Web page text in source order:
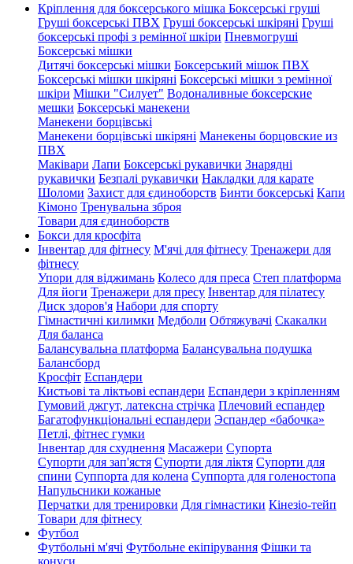
Кріплення для боксерського мішка Боксерські груші
Груші боксерські ПВХ Груші боксерські шкіряні Груші
боксерські профі з ремінної шкіри Пневмогруші
Боксерські мішки
Дитячі боксерські мішки Боксерський мішок ПВХ
Боксерські мішки шкіряні Боксерські мішки з ремінної
шкіри Мішки "Силует" Водоналивные боксерские
мешки Боксерські манекени
Манекени борцівські
Манекени борцівські шкіряні Манекены борцовские из
ПВХ
Маківари Лапи Боксерські рукавички Знарядні
рукавички Безпалі рукавички Накладки для карате
Шоломи Захист для єдиноборств Бинти боксерські Капи
Кімоно Тренувальна зброя
Товари для єдиноборств
Бокси для кросфіта
Інвентар для фітнесу М'ячі для фітнесу Тренажери для
фітнесу
Упори для віджимань Колесо для преса Степ платформа
Для йоги Тренажери для пресу Інвентар для пілатесу
Диск здоров'я Набори для спорту
Гімнастичні килимки Медболи Обтяжувачі Скакалки
Для баланса
Балансувальна платформа Балансувальна подушка
Балансборд
Кросфіт Еспандери
Кистьові та ліктьові еспандери Еспандери з кріпленням
Гумовий джгут, латексна стрічка Плечовий еспандер
Багатофункціональні еспандери Эспандер «бабочка»
Петлі, фітнес гумки
Інвентар для схуднення Масажери Супорта
Супорти для зап'ястя Супорти для ліктя Супорти для
спини Суппорта для колена Суппорта для голеностопа
Напульсники кожаные
Перчатки для тренировки Для гімнастики Кінезіо-тейп
Товари для фітнесу
Футбол
Футбольні м'ячі Футбольне екіпірування Фішки та
конуси